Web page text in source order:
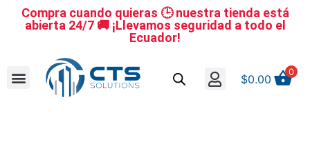
Compra cuando quieras 🕒 nuestra tienda está
abierta 24/7 🚚 ¡Llevamos seguridad a todo el
Ecuador!
$0.00
0